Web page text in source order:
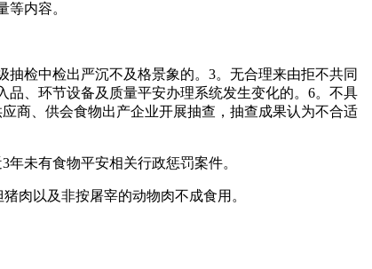
内容。
检中检出严沉不及格景象的。3。无合理来由拒不共同
、环节设备及质量平安办理系统发生变化的。6。不具
商、供会食物出产企业开展抽查，抽查成果认为不合适
未有食物平安相关行政惩罚案件。
肉以及非按屠宰的动物肉不成食用。